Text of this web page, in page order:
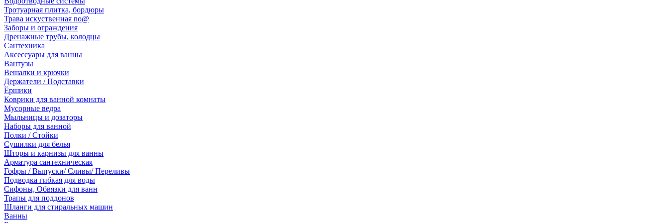
Тротуарная плитка, бордюры
Трава искуственная no@
Заборы и ограждения
Дренажные трубы, колодцы
Сантехника
Аксессуары для ванны
Вантузы
Вешалки и крючки
Держатели / Подставки
Ёршики
Коврики для ванной комнаты
Мусорные ведра
Мыльницы и дозаторы
Наборы для ванной
Полки / Стойки
Сушилки для белья
Шторы и карнизы для ванны
Арматура сантехническая
Гофры / Выпуски/ Сливы/ Переливы
Подводка гибкая для воды
Сифоны, Обвязки для ванн
Трапы для поддонов
Шланги для стиральных машин
Ванны